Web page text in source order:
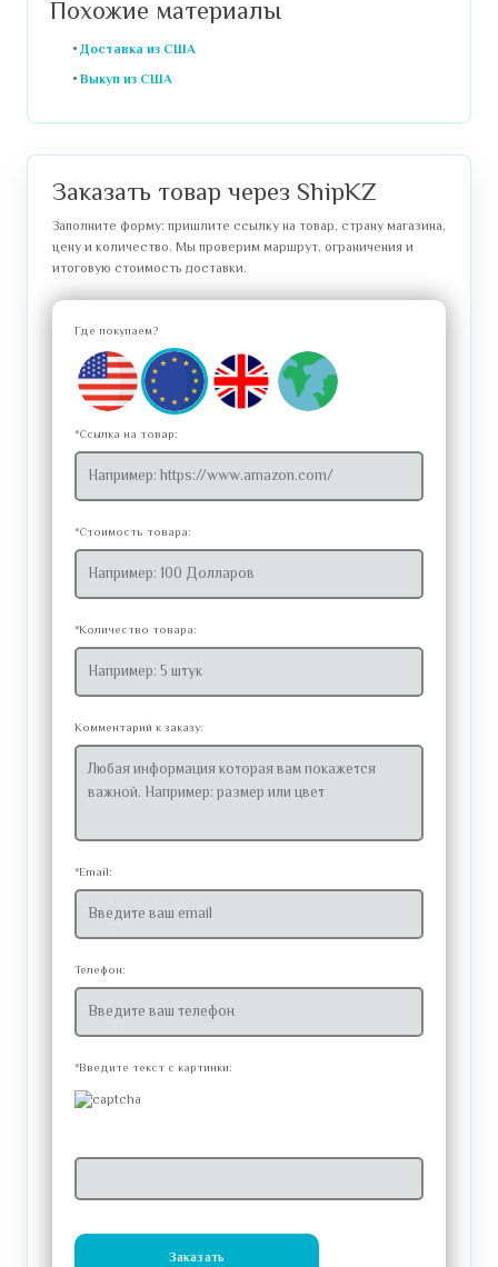
Похожие материалы
Доставка из США
Выкуп из США
Заказать товар через ShipKZ
Заполните форму: пришлите ссылку на товар, страну магазина,
цену и количество. Мы проверим маршрут, ограничения и
итоговую стоимость доставки.
Где покупаем?
*Ссылка на товар:
*Стоимость товара:
*Количество товара:
Комментарий к заказу:
*Email:
Телефон:
*Введите текст с картинки:
Заказать